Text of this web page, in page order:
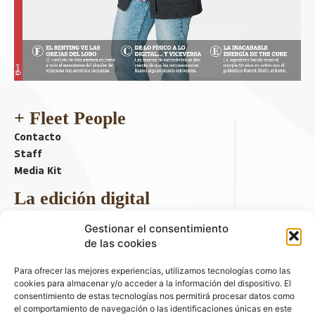
Gestionar el consentimiento
de las cookies
Para ofrecer las mejores experiencias, utilizamos tecnologías como las
cookies para almacenar y/o acceder a la información del dispositivo. El
consentimiento de estas tecnologías nos permitirá procesar datos como
el comportamiento de navegación o las identificaciones únicas en este
+ Fleet People
Contacto
Staff
Media Kit
La edición digital
Descargar último ejemplar
ir a hemeroteca
+ Contenido en redes sociales